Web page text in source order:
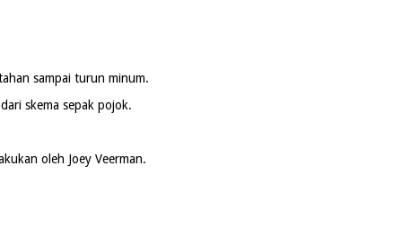
sampai turun minum.
skema sepak pojok.
oleh Joey Veerman.